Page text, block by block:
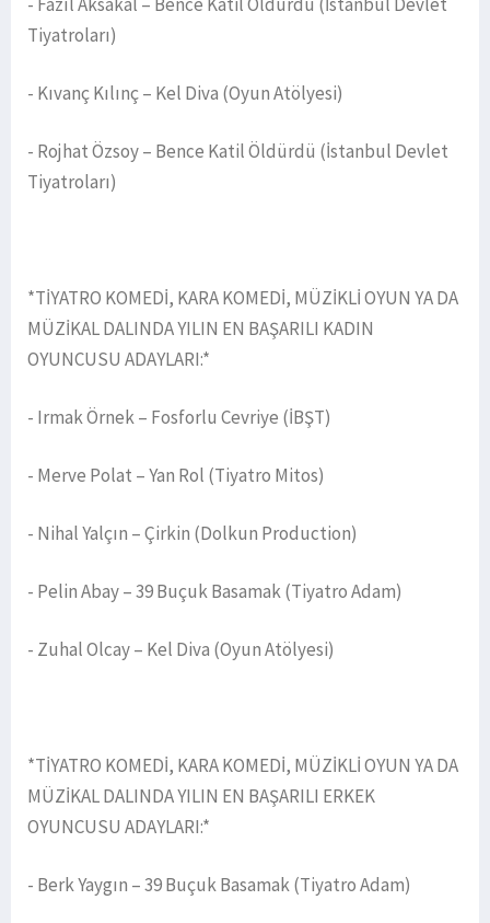
Tiyatroları)
- Kıvanç Kılınç – Kel Diva (Oyun Atölyesi)
- Rojhat Özsoy – Bence Katil Öldürdü (İstanbul Devlet
Tiyatroları)
*TİYATRO KOMEDİ, KARA KOMEDİ, MÜZİKLİ OYUN YA DA
MÜZİKAL DALINDA YILIN EN BAŞARILI KADIN
OYUNCUSU ADAYLARI:*
- Irmak Örnek – Fosforlu Cevriye (İBŞT)
- Merve Polat – Yan Rol (Tiyatro Mitos)
- Nihal Yalçın – Çirkin (Dolkun Production)
- Pelin Abay – 39 Buçuk Basamak (Tiyatro Adam)
- Zuhal Olcay – Kel Diva (Oyun Atölyesi)
*TİYATRO KOMEDİ, KARA KOMEDİ, MÜZİKLİ OYUN YA DA
MÜZİKAL DALINDA YILIN EN BAŞARILI ERKEK
OYUNCUSU ADAYLARI:*
- Berk Yaygın – 39 Buçuk Basamak (Tiyatro Adam)